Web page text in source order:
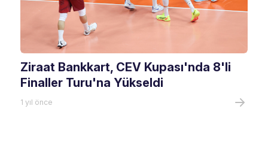
Ziraat Bankkart, CEV Kupası'nda 8'li
Finaller Turu'na Yükseldi
1 yıl önce